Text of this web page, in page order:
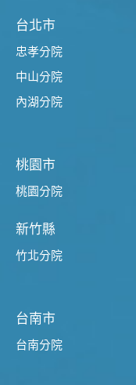
台北市
忠孝分院
中山分院
內湖分院
桃園市
桃園分院
新竹縣
竹北分院
台南市
台南分院